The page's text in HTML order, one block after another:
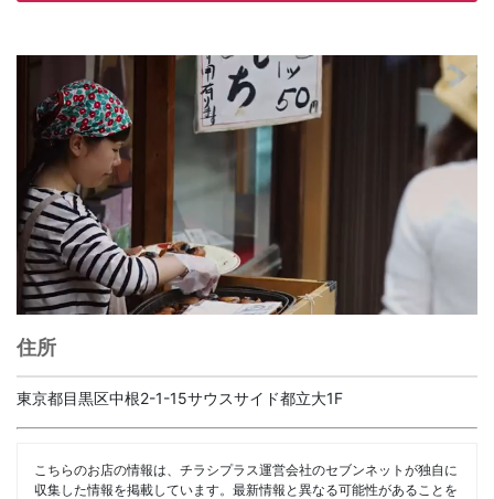
住所
東京都目黒区中根2-1-15サウスサイド都立大1F
こちらのお店の情報は、チラシプラス運営会社のセブンネットが独自に
収集した情報を掲載しています。最新情報と異なる可能性があることを